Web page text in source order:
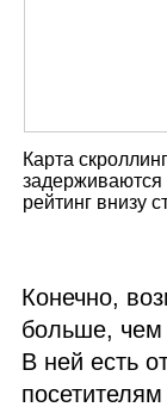
Карта
задерживаются
рейтинг внизу
Конечно,
больше, чем
В ней есть